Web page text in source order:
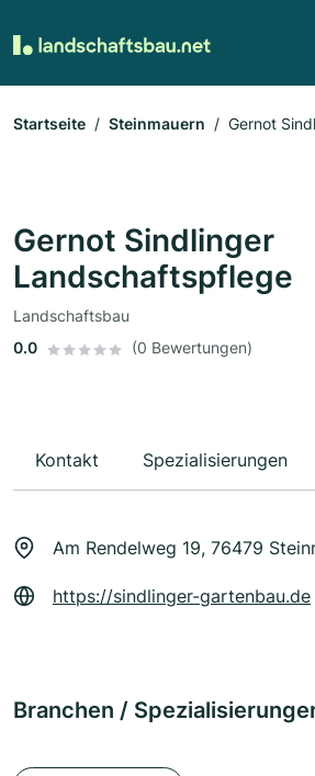
Startseite Steinmauern
Gernot
Gernot Sindlinger
Landschaftspflege
Landschaftsbau
0.0
(0 Bewertungen)
Kontakt Spezialisierungen
Am Rendelweg 19, 76479
https://sindlinger-gartenbau.de
Branchen /